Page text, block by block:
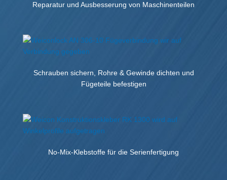
Reparatur und Ausbesserung von Maschinenteilen
Schrauben sichern, Rohre & Gewinde dichten und
Fügeteile befestigen
No-Mix-Klebstoffe für die Serienfertigung